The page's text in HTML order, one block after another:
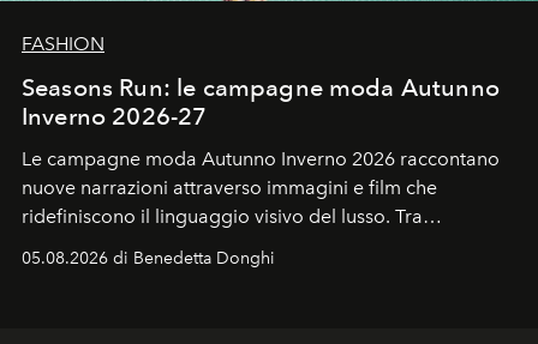
FASHION
Seasons Run: le campagne moda Autunno
Inverno 2026-27
Le campagne moda Autunno Inverno 2026 raccontano
nuove narrazioni attraverso immagini e film che
ridefiniscono il linguaggio visivo del lusso. Tra
contemporanea e storytelling d'autore, le maison
05.08.2026 di Benedetta Donghi